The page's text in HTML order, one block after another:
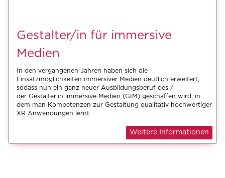
Gestalter/in für immersive
Medien
In den vergangenen Jahren haben sich die
Einsatzmöglichkeiten immersiver Medien deutlich erweitert,
sodass nun ein ganz neuer Ausbildungsberuf des /
der Gestalter:in immersive Medien (GIM) geschaffen wird, in
dem man Kompetenzen zur Gestaltung qualitativ hochwertiger
XR Anwendungen lernt.
Weitere Informationen